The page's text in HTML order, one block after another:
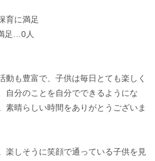
育に満足
足…0人
動も豊富で、子供は毎日とても楽しく
自分のことを自分でできるようにな
素晴らしい時間をありがとうございま
楽しそうに笑顔で通っている子供を見